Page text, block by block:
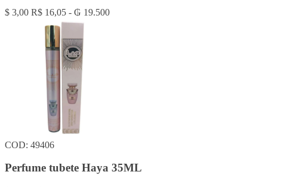
$ 3,00 R$ 16,05 - ₲ 19.500
COD: 49406
Perfume tubete Haya 35ML